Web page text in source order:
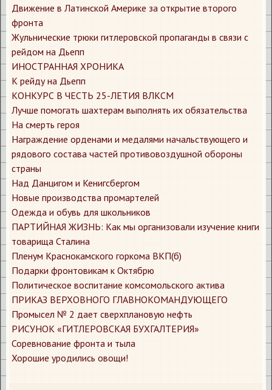
​Движение в Латинской Америке за открытие второго
фронта
​Жульнические трюки гитлеровской пропаганды в связи с
рейдом на Дьепп
​ИНОСТРАННАЯ ХРОНИКА
​К рейду на Дьепп
​КОНКУРС В ЧЕСТЬ 25-ЛЕТИЯ ВЛКСМ
​Лучше помогать шахтерам выполнять их обязательства
​На смерть героя
​Награждение орденами и медалями начальствующего и
рядового состава частей противовоздушной обороны
страны
​Над Данцигом и Кенигсбергом
​Новые производства промартелей
​Одежда и обувь для школьников
​ПАРТИЙНАЯ ЖИЗНЬ: Как мы организовали изучение книги
товарища Сталина
​Пленум Краснокамского горкома ВКП(б)
​Подарки фронтовикам к Октябрю
​Политическое воспитание комсомольского актива
​ПРИКАЗ ВЕРХОВНОГО ГЛАВНОКОМАНДУЮЩЕГО
​Промысел № 2 дает сверхплановую нефть
​РИСУНОК «ГИТЛЕРОВСКАЯ БУХГАЛТЕРИЯ»
​Соревнование фронта и тыла
​Хорошие уродились овощи!